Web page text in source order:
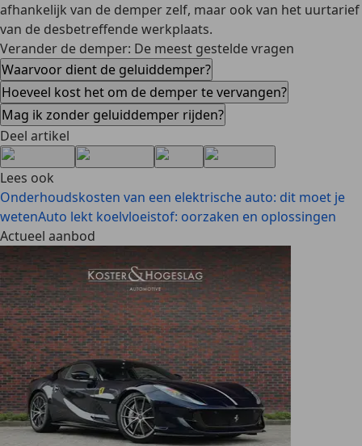
afhankelijk van de demper zelf, maar ook van het uurtarief
van de desbetreffende werkplaats.
Verander de demper: De meest gestelde vragen
Waarvoor dient de geluiddemper?
Hoeveel kost het om de demper te vervangen?
Mag ik zonder geluiddemper rijden?
Deel artikel
Lees ook
Onderhoudskosten van een elektrische auto: dit moet je
wetenAuto lekt koelvloeistof: oorzaken en oplossingen
Actueel aanbod